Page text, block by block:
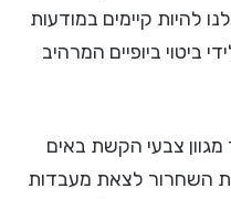
להיות קיימים במודעות
ביטוי ביופיים המרהיב
צבעי הקשת באים
השחרור לצאת מעבדות